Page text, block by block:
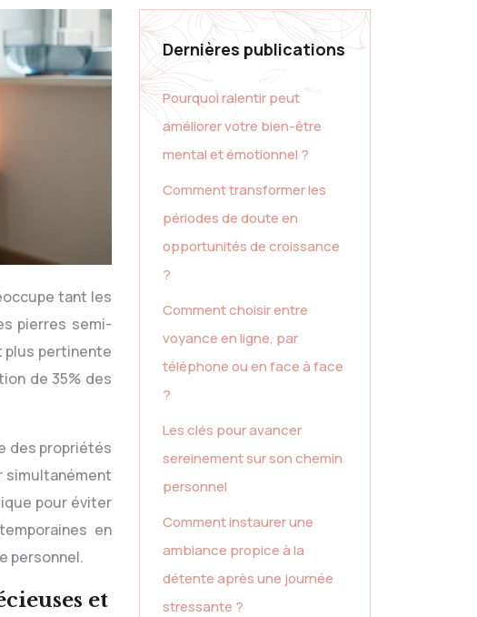
tant les
pierres semi-
plus pertinente
de 35% des
des propriétés
simultanément
pour éviter
en
personnel.
et
Dernières publications
Pourquoi ralentir peut
améliorer votre bien-être
mental et émotionnel ?
Comment transformer les
périodes de doute en
opportunités de croissance
?
Comment choisir entre
voyance en ligne, par
téléphone ou en face à face
?
Les clés pour avancer
sereinement sur son chemin
personnel
Comment instaurer une
ambiance propice à la
détente après une journée
stressante ?